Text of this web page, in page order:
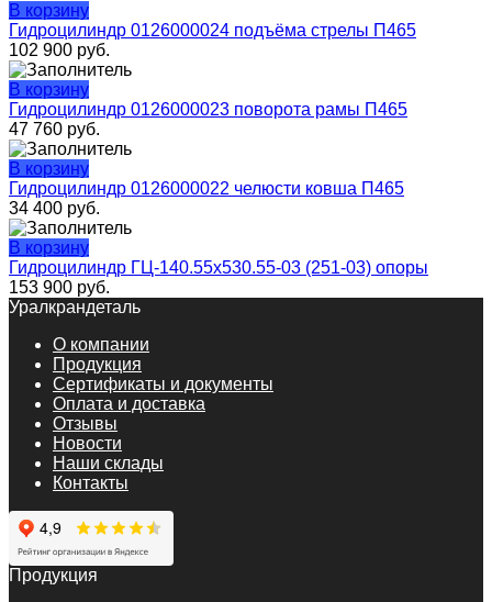
В корзину
Гидроцилиндр 0126000024 подъёма стрелы П465
102 900 руб.
В корзину
Гидроцилиндр 0126000023 поворота рамы П465
47 760 руб.
В корзину
Гидроцилиндр 0126000022 челюсти ковша П465
34 400 руб.
В корзину
Гидроцилиндр ГЦ-140.55х530.55-03 (251-03) опоры
153 900 руб.
Уралкрандеталь
О компании
Продукция
Сертификаты и документы
Оплата и доставка
Отзывы
Новости
Наши склады
Контакты
Продукция